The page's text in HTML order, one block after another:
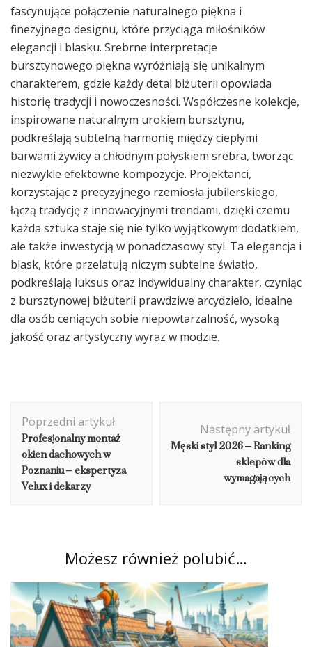
fascynujące połączenie naturalnego piękna i
finezyjnego designu, które przyciąga miłośników
elegancji i blasku. Srebrne interpretacje
bursztynowego piękna wyróżniają się unikalnym
charakterem, gdzie każdy detal biżuterii opowiada
historię tradycji i nowoczesności. Współczesne kolekcje,
inspirowane naturalnym urokiem bursztynu,
podkreślają subtelną harmonię między ciepłymi
barwami żywicy a chłodnym połyskiem srebra, tworząc
niezwykle efektowne kompozycje. Projektanci,
korzystając z precyzyjnego rzemiosła jubilerskiego,
łączą tradycję z innowacyjnymi trendami, dzięki czemu
każda sztuka staje się nie tylko wyjątkowym dodatkiem,
ale także inwestycją w ponadczasowy styl. Ta elegancja i
blask, które przelatują niczym subtelne światło,
podkreślają luksus oraz indywidualny charakter, czyniąc
z bursztynowej biżuterii prawdziwe arcydzieło, idealne
dla osób ceniących sobie niepowtarzalność, wysoką
jakość oraz artystyczny wyraz w modzie.
wpisu
Poprzedni artykuł
Profesjonalny montaż
okien dachowych w
Poznaniu – ekspertyza
Velux i dekarzy
Następny artykuł
Męski styl 2026 – Ranking
sklepów dla
wymagających
Możesz również polubić…